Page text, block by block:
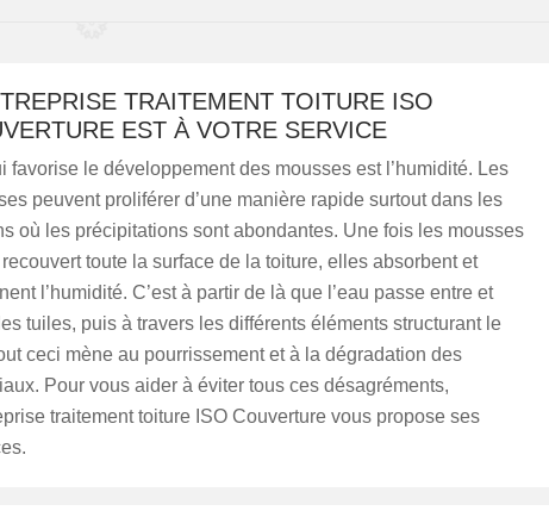
TRAITEMENT TOITURE ISO
EST À VOTRE SERVICE
favorise le développement des mousses est l’humidité. Les
peuvent proliférer d’une manière rapide surtout dans les
où les précipitations sont abondantes. Une fois les mousses
toute la surface de la toiture, elles absorbent et
l’humidité. C’est à partir de là que l’eau passe entre et
tuiles, puis à travers les différents éléments structurant le
ceci mène au pourrissement et à la dégradation des
Pour vous aider à éviter tous ces désagréments,
traitement toiture ISO Couverture vous propose ses